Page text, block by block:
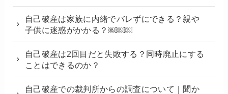
自己破産は家族に内緒でバレずにできる？親や
子供に迷惑がかかる？￼￼￼
自己破産は2回目だと失敗する？同時廃止にする
ことはできるのか？
自己破産での裁判所からの調査について｜聞か